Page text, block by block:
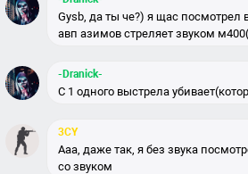
Gysb, да ты че?) я щас
авп азимов стреляет звуком
-Dranick-
С 1 одного выстрела
3CY
Ааа, даже так, я без звука
со звуком